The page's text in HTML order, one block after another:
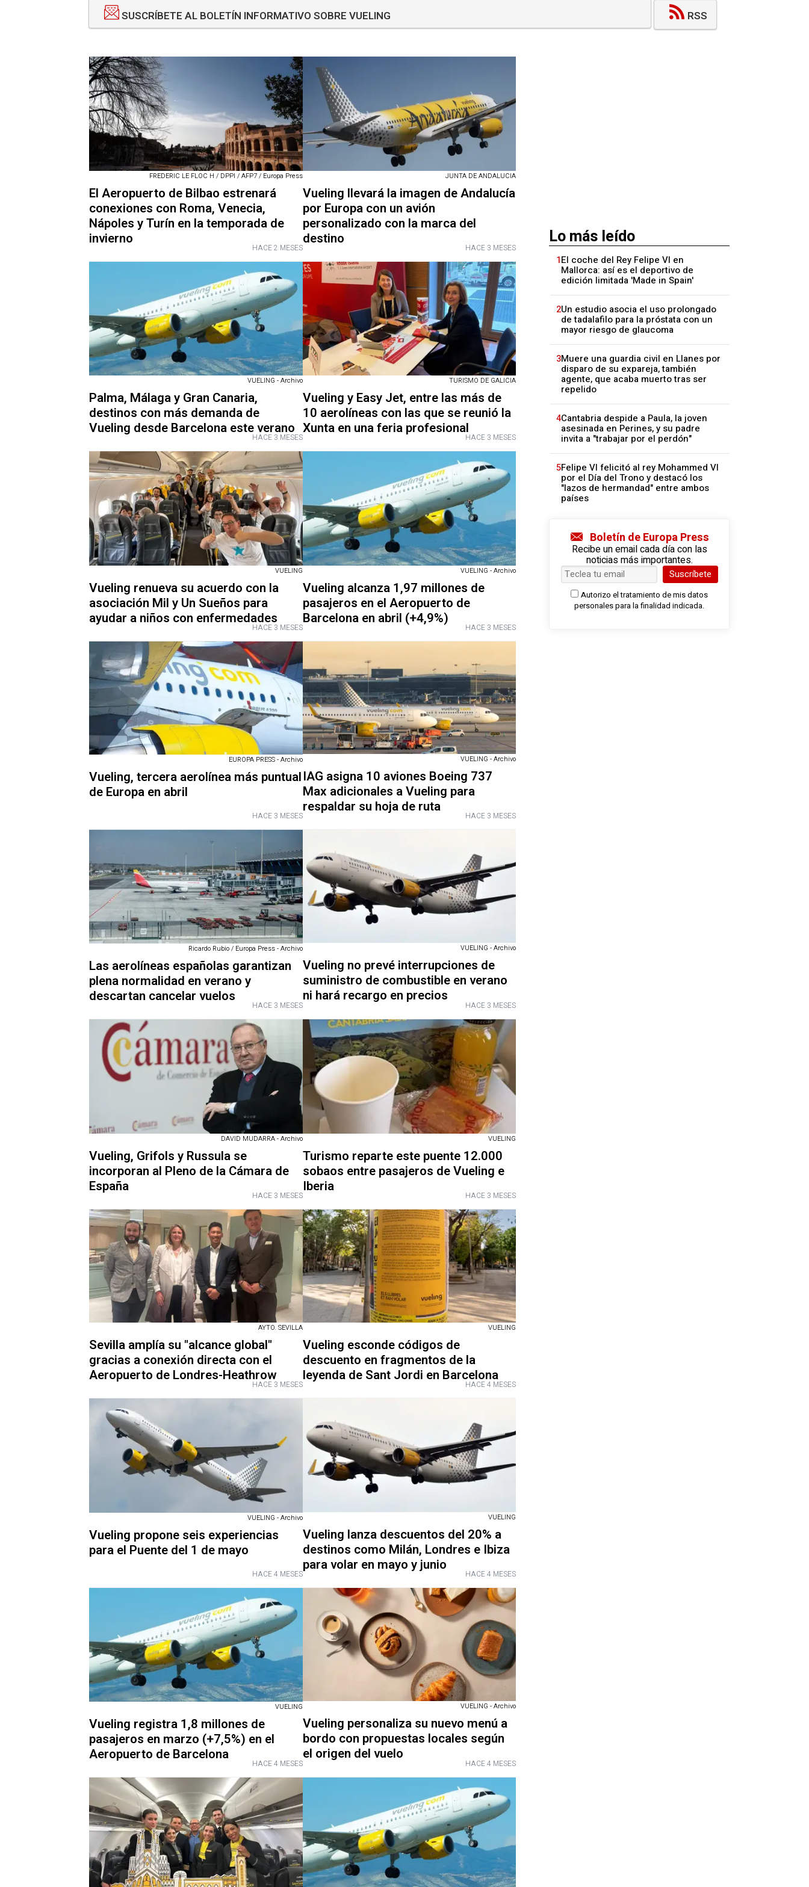
SUSCRÍBETE AL BOLETÍN INFORMATIVO SOBRE VUELING RSS
FREDERIC LE FLOC H / DPPI / AFP7 / Europa Press
El Aeropuerto de Bilbao estrenará
conexiones con Roma, Venecia,
Nápoles y Turín en la temporada de
invierno
HACE 2 MESES
JUNTA DE ANDALUCIA
Vueling llevará la imagen de Andalucía
por Europa con un avión
personalizado con la marca del
destino
HACE 3 MESES
VUELING - Archivo
Palma, Málaga y Gran Canaria,
destinos con más demanda de
Vueling desde Barcelona este verano
HACE 3 MESES
TURISMO DE GALICIA
Vueling y Easy Jet, entre las más de
10 aerolíneas con las que se reunió la
Xunta en una feria profesional
HACE 3 MESES
VUELING
Vueling renueva su acuerdo con la
asociación Mil y Un Sueños para
ayudar a niños con enfermedadesHACE 3 MESES
VUELING - Archivo
Vueling alcanza 1,97 millones de
pasajeros en el Aeropuerto de
Barcelona en abril (+4,9%)
HACE 3 MESES
EUROPA PRESS - Archivo
Vueling, tercera aerolínea más puntual
de Europa en abril
HACE 3 MESES
VUELING - Archivo
IAG asigna 10 aviones Boeing 737
Max adicionales a Vueling para
respaldar su hoja de ruta
HACE 3 MESES
Ricardo Rubio / Europa Press - Archivo
Las aerolíneas españolas garantizan
plena normalidad en verano y
descartan cancelar vuelos
HACE 3 MESES
VUELING - Archivo
Vueling no prevé interrupciones de
suministro de combustible en verano
ni hará recargo en precios
HACE 3 MESES
DAVID MUDARRA - Archivo
Vueling, Grifols y Russula se
incorporan al Pleno de la Cámara de
España
HACE 3 MESES
VUELING
Turismo reparte este puente 12.000
sobaos entre pasajeros de Vueling e
Iberia
HACE 3 MESES
AYTO. SEVILLA
Sevilla amplía su "alcance global"
gracias a conexión directa con el
Aeropuerto de Londres-HeathrowHACE 3 MESES
VUELING
Vueling esconde códigos de
descuento en fragmentos de la
leyenda de Sant Jordi en Barcelona
HACE 4 MESES
VUELING - Archivo
Vueling propone seis experiencias
para el Puente del 1 de mayo
HACE 4 MESES
VUELING
Vueling lanza descuentos del 20% a
destinos como Milán, Londres e Ibiza
para volar en mayo y junio
HACE 4 MESES
VUELING
Vueling registra 1,8 millones de
pasajeros en marzo (+7,5%) en el
Aeropuerto de Barcelona
HACE 4 MESES
VUELING - Archivo
Vueling personaliza su nuevo menú a
bordo con propuestas locales según
el origen del vuelo
HACE 4 MESES
Lo más leído
1El coche del Rey Felipe VI en
Mallorca: así es el deportivo de
edición limitada 'Made in Spain'
2Un estudio asocia el uso prolongado
de tadalafilo para la próstata con un
mayor riesgo de glaucoma
3Muere una guardia civil en Llanes por
disparo de su expareja, también
agente, que acaba muerto tras ser
repelido
4Cantabria despide a Paula, la joven
asesinada en Perines, y su padre
invita a "trabajar por el perdón"
5Felipe VI felicitó al rey Mohammed VI
por el Día del Trono y destacó los
"lazos de hermandad" entre ambos
países
Boletín de Europa Press
Recibe un email cada día con las
noticias más importantes.
Suscríbete
Autorizo el tratamiento de mis datos
personales para la finalidad indicada.